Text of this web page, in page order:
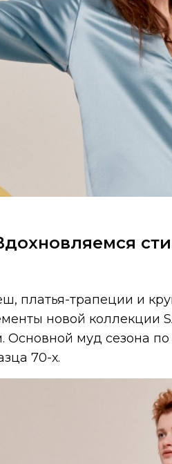
платья-трапеции и
новой коллекции
Основной муд сезона
70-х.